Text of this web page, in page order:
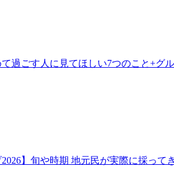
て過ごす人に見てほしい7つのこと+グ
】旬や時期 地元民が実際に採って